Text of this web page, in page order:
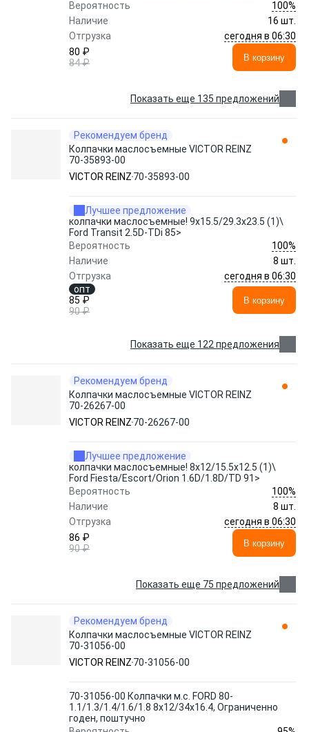
Вероятность
100%
Наличие
16 шт.
Отгрузка
сегодня в 06:30
80 ₽
84 ₽
В корзину
Показать еще 135 предложений
Рекомендуем бренд
Колпачки маслосъемные VICTOR REINZ
70-35893-00
VICTOR REINZ 70-35893-00
Лучшее предложение
колпачки маслосъемные! 9x15.5/29.3x23.5 (1)\
Ford Transit 2.5D-TDi 85>
Вероятность
100%
Наличие
8 шт.
Отгрузка
сегодня в 06:30
опт
85 ₽
90 ₽
В корзину
Показать еще 122 предложения
Рекомендуем бренд
Колпачки маслосъемные VICTOR REINZ
70-26267-00
VICTOR REINZ 70-26267-00
Лучшее предложение
колпачки маслосъемные! 8x12/15.5x12.5 (1)\
Ford Fiesta/Escort/Orion 1.6D/1.8D/TD 91>
Вероятность
100%
Наличие
8 шт.
Отгрузка
сегодня в 06:30
86 ₽
90 ₽
В корзину
Показать еще 75 предложений
Рекомендуем бренд
Колпачки маслосъемные VICTOR REINZ
70-31056-00
VICTOR REINZ 70-31056-00
70-31056-00 Колпачки м.с. FORD 80-
1.1/1.3/1.4/1.6/1.8 8х12/34х16.4, Ограниченно
годен, поштучно